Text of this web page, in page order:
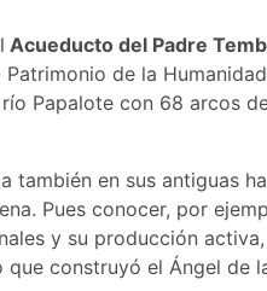
Acueducto del Padre
de la
Papalote con 68 arcos
también en sus antiguas
Pues conocer, por
y su producción
construyó el Ángel de